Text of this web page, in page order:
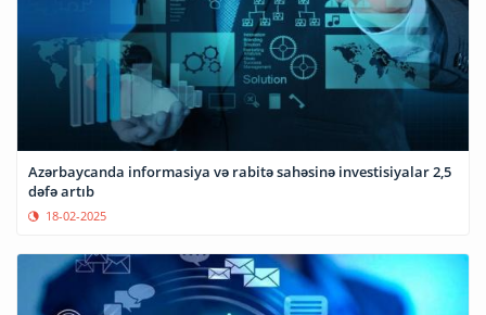
Azərbaycanda informasiya və rabitə sahəsinə investisiyalar 2,5
dəfə artıb
18-02-2025